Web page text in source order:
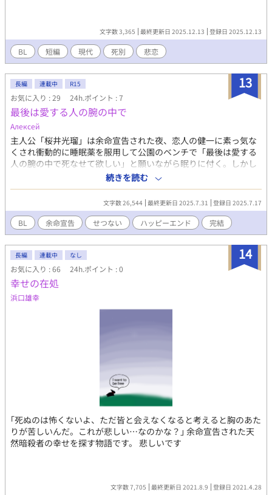
文字数 3,365 最終更新日 2025.12.13 登録日 2025.12.13
BL 短編 現代 死別 悲恋
13
長編 連載中 R15
お気に入り : 29 24h.ポイント : 7
最後は愛する人の腕の中で
Алексей
主人公「桜井光瑠」は余命宣告された夜、恋人の健一に素っ気な
くされ衝動的に睡眠薬を服用して公園のベンチで「最後は愛する
人の腕の中で死なせて欲しい」と願いながら眠りに付く。しかし
偶然にもその瞬間に頭上を流れ星が通り、願いを聞き届けられ
る。使命を得た星はその夜から光瑠の運命を動かし始め、早速に
光瑠はバムと名乗るホームレスと出会った。しかしバムにはある
秘密があった。
続きを読む
文字数 26,544 最終更新日 2025.7.31 登録日 2025.7.17
BL 余命宣告 せつない ハッピーエンド 完結
14
長編 連載中 なし
お気に入り : 66 24h.ポイント : 0
幸せの在処
浜口雄幸
｢死ぬのは怖くないよ、ただ皆と会えなくなると考えると胸のあた
りが苦しいんだ。これが悲しい…なのかな？｣ 余命宣告された天
然暗殺者の幸せを探す物語です。 悲しいです
文字数 7,705 最終更新日 2021.8.9 登録日 2021.4.28